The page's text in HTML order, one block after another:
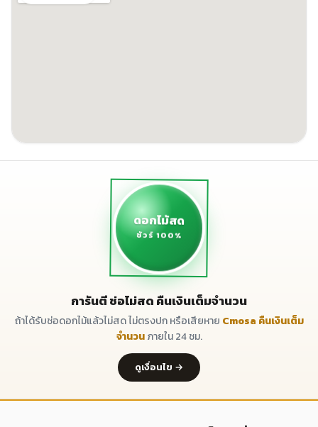
ดอกไม้สด
ชัวร์ 100%
การันตี ช่อไม่สด คืนเงินเต็มจำนวน
ถ้าได้รับช่อดอกไม้แล้วไม่สด ไม่ตรงปก หรือเสียหาย Cmosa คืนเงินเต็ม
จำนวนภายใน 24 ชม.
ดูเงื่อนไข →